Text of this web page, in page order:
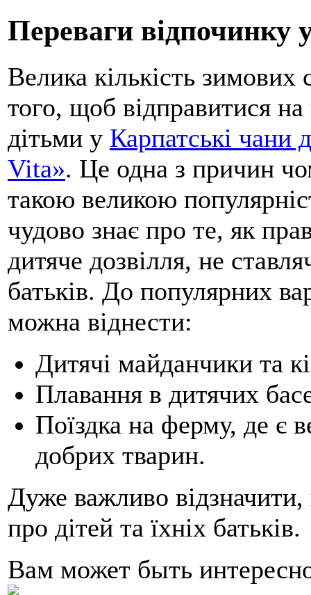
Переваги відпочинку
Велика кількість зимових
того, щоб відправитися
дітьми у Карпатські чани
Vita». Це одна з причин
такою великою
чудово знає про те, як
дитяче дозвілля, не
батьків. До популярних
можна віднести:
Дитячі майданчики та
Плавання в дитячих
Поїздка на ферму, де є
добрих тварин.
Дуже важливо
про дітей та їхніх батьків.
Вам может быть